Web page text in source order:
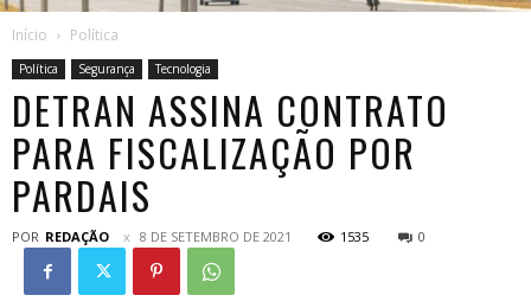
Início Política
Política Segurança Tecnologia
DETRAN ASSINA CONTRATO
PARA FISCALIZAÇÃO POR
PARDAIS
POR REDAÇÃO 8 DE SETEMBRO DE 2021 1535 0